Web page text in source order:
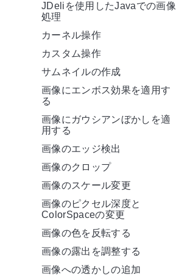
JDeliを使用したJavaでの画像
処理
カーネル操作
カスタム操作
サムネイルの作成
画像にエンボス効果を適用す
る
画像にガウシアンぼかしを適
用する
画像のエッジ検出
画像のクロップ
画像のスケール変更
画像のピクセル深度と
ColorSpaceの変更
画像の色を反転する
画像の露出を調整する
画像への透かしの追加